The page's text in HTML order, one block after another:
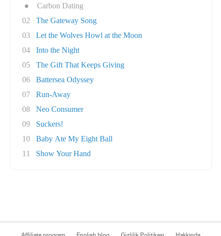
●
Carbon Dating
02
The Gateway Song
03
Let the Wolves Howl at the Moon
04
Into the Night
05
The Gift That Keeps Giving
06
Battersea Odyssey
07
Run-Away
08
Neo Consumer
09
Suckers!
10
Baby Ate My Eight Ball
11
Show Your Hand